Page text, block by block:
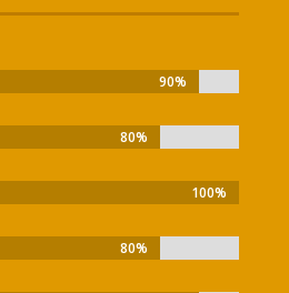
90%
90%
80%
80%
100%
100%
80%
80%